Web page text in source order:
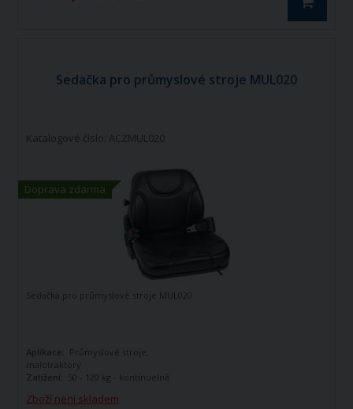
Sedačka pro průmyslové stroje MUL020
Doprava zdarma
Katalogové číslo: ACZMUL020
Zboží není skladem
Sedačka pro průmyslové stroje MUL020
Aplikace: Průmyslové stroje,
malotraktory
Zatížení:
50 - 120 kg - kontinuelně
barva potahu:černá koženka